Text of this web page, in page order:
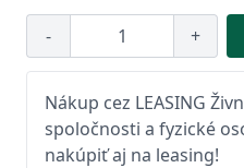
- +
Nákup cez LEASING
spoločnosti a fyzické
nakúpiť aj na leasing!